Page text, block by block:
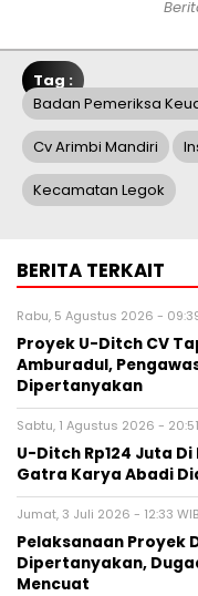
Tag :
Badan Pemeriksa
Cv Arimbi Mandiri
Kecamatan Legok
BERITA TERKAIT
Rabu, 5 Agustus 2026 -
Proyek U-Ditch CV
Amburadul,
Dipertanyakan
Sabtu, 1 Agustus 2026 -
U-Ditch Rp124 Juta
Gatra Karya Abadi
Jumat, 3 Juli 2026 - 12:33 WIB
Pelaksanaan Proyek
Dipertanyakan,
Mencuat